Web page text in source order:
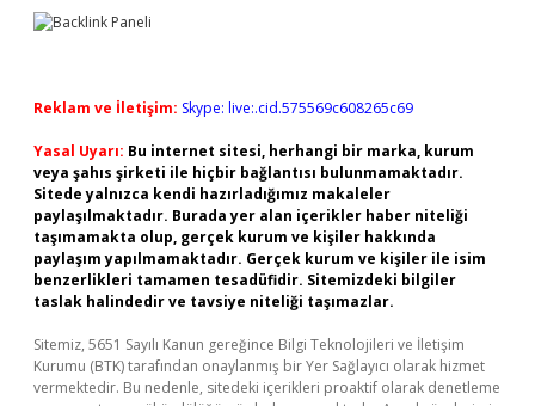
Reklam ve İletişim: Skype: live:.cid.575569c608265c69
Yasal Uyarı: Bu internet sitesi, herhangi bir marka, kurum
veya şahıs şirketi ile hiçbir bağlantısı bulunmamaktadır.
Sitede yalnızca kendi hazırladığımız makaleler
paylaşılmaktadır. Burada yer alan içerikler haber niteliği
taşımamakta olup, gerçek kurum ve kişiler hakkında
paylaşım yapılmamaktadır. Gerçek kurum ve kişiler ile isim
benzerlikleri tamamen tesadüfidir. Sitemizdeki bilgiler
taslak halindedir ve tavsiye niteliği taşımazlar.
Sitemiz, 5651 Sayılı Kanun gereğince Bilgi Teknolojileri ve İletişim
Kurumu (BTK) tarafından onaylanmış bir Yer Sağlayıcı olarak hizmet
vermektedir. Bu nedenle, sitedeki içerikleri proaktif olarak denetleme